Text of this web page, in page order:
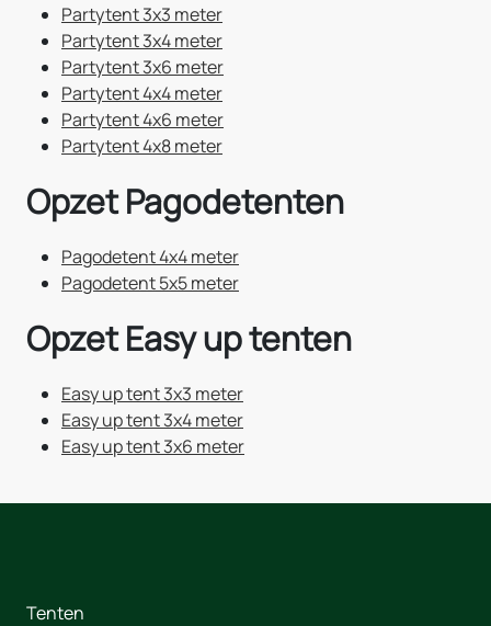
Partytent 3x3 meter
Partytent 3x4 meter
Partytent 3x6 meter
Partytent 4x4 meter
Partytent 4x6 meter
Partytent 4x8 meter
OpzetPagodetenten
Pagodetent 4x4 meter
Pagodetent 5x5 meter
OpzetEasy up tenten
Easy up tent 3x3 meter
Easy up tent 3x4 meter
Easy up tent 3x6 meter
Tenten